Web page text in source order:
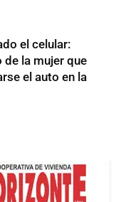
el celular:
de la mujer que
el auto en la